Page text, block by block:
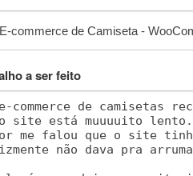
a ser feito